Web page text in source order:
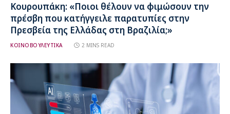
Κουρουπάκη: «Ποιοι θέλουν να φιμώσουν την
πρέσβη που κατήγγειλε παρατυπίες στην
Πρεσβεία της Ελλάδας στη Βραζιλία;»
ΚΟΙΝΟΒΟΥΛΕΥΤΙΚΑ 2 MINS READ